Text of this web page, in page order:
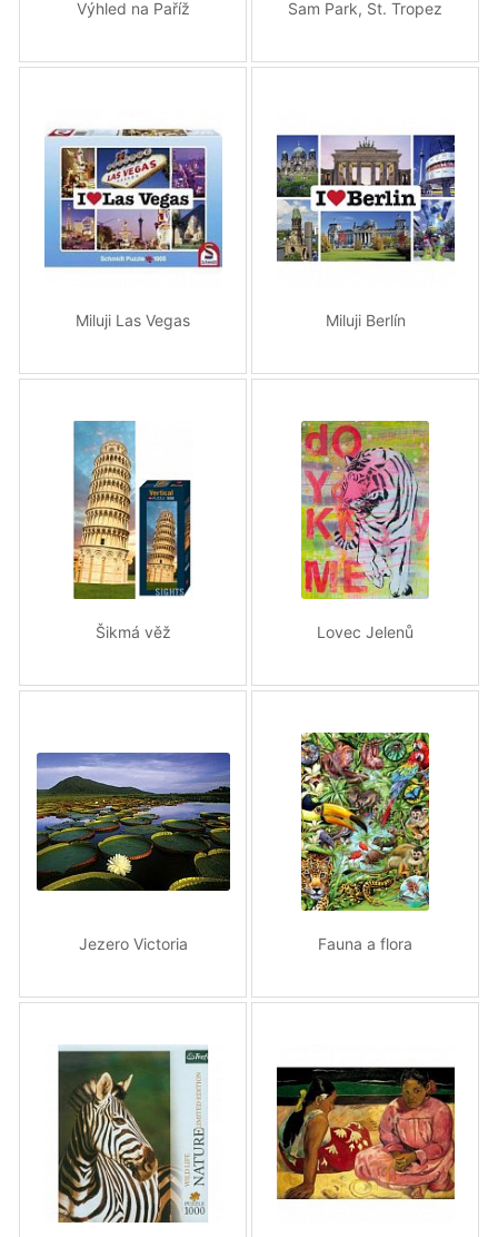
Výhled na Paříž Sam Park, St. Tropez
Miluji Las Vegas Miluji Berlín
Šikmá věž Lovec Jelenů
Jezero Victoria Fauna a flora